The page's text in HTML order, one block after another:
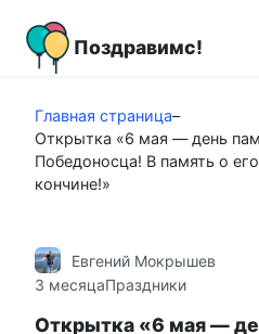
контенту
Поздравимс!
Главная страница–
Открытка «6 мая — день
Победоносца! В память о
кончине!»
Евгений Мокрышев
3 месяцаПраздники
Открытка «6 мая —